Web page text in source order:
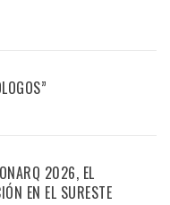
2026, EL
EN EL SURESTE